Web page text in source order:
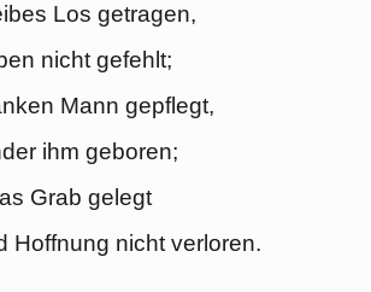
Los getragen,
nicht gefehlt;
Mann gepflegt,
ihm geboren;
Grab gelegt
Hoffnung nicht verloren.